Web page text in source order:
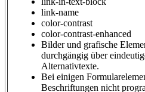
link-name
color-contrast
color-contrast-enhanced
Bilder und grafische
durchgängig über
Alternativtexte.
Bei einigen
Beschriftungen nicht